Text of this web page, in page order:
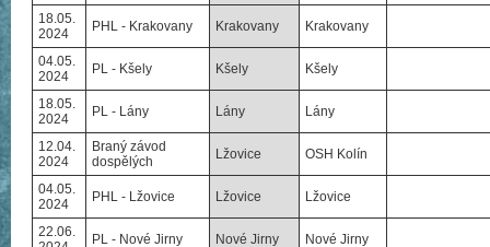
18.05.
2024
PHL - Krakovany Krakovany Krakovany
04.05.
2024
PL - Kšely Kšely Kšely
18.05.
2024
PL - Lány Lány Lány
12.04.
2024
Braný závod
dospělých
Lžovice OSH Kolín
04.05.
2024
PHL - Lžovice Lžovice Lžovice
22.06.
PL - Nové Jirny Nové Jirny Nové Jirny